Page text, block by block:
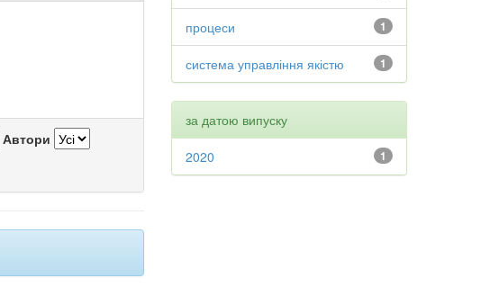
Автори
1
процеси
1
система управління якістю
за датою випуску
1
2020